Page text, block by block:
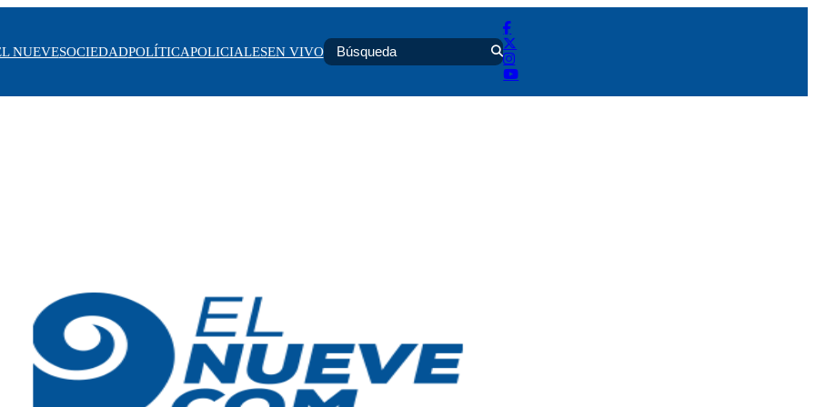
NUEVESOCIEDADPOLÍTICAPOLICIALESEN VIVO